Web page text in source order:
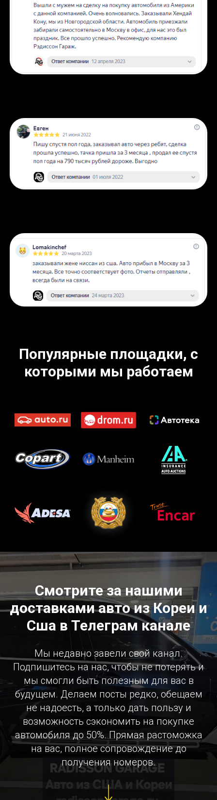
Популярные площадки, с
которыми мы работаем
Смотрите за нашими
доставками авто из Кореи и
Сша в Телеграм канале
Мы недавно завели свой канал.
Подпишитесь на нас, чтобы не потерять и
мы смогли быть полезным для вас в
будущем. Делаем посты редко, обещаем
не надоесть, а только дать пользу и
возможность сэкономить на покупке
автомобиля до 50%. Прямая растоможка
на вас, полное сопровождение до
получения номеров.